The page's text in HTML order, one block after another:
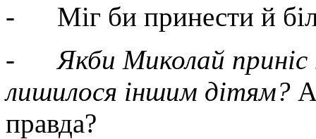
- Міг би принести й
-Якби Миколай
лишилося іншим дітям?
правда?